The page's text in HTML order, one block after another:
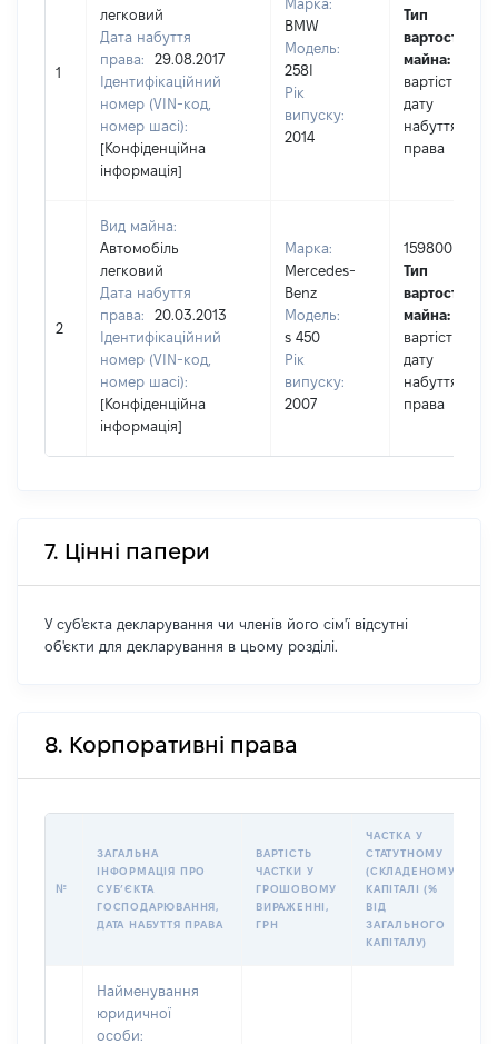
1
легковий
Дата набуття
права:
29.08.2017
Ідентифікаційний
номер (VIN-код,
номер шасі):
[Конфіденційна
інформація]
Марка:
BMW
Модель:
258I
Рік
випуску:
2014
Тип
вартості
майна:
вартість на
дату
набуття
права
2
Вид майна:
Автомобіль
легковий
Дата набуття
права:
20.03.2013
Ідентифікаційний
номер (VIN-код,
номер шасі):
[Конфіденційна
інформація]
Марка:
Mercedes-
Benz
Модель:
s 450
Рік
випуску:
2007
159800
Тип
вартості
майна:
вартість на
дату
набуття
права
7. Цінні папери
У суб'єкта декларування чи членів його сім'ї відсутні
об'єкти для декларування в цьому розділі.
8. Корпоративні права
№
ЗАГАЛЬНА
ІНФОРМАЦІЯ ПРО
СУБʼЄКТА
ГОСПОДАРЮВАННЯ,
ДАТА НАБУТТЯ ПРАВА
ВАРТІСТЬ
ЧАСТКИ У
ГРОШОВОМУ
ВИРАЖЕННІ,
ГРН
ЧАСТКА У
СТАТУТНОМУ
(СКЛАДЕНОМУ)
КАПІТАЛІ (%
ВІД
ЗАГАЛЬНОГО
КАПІТАЛУ)
Найменування
юридичної
особи: